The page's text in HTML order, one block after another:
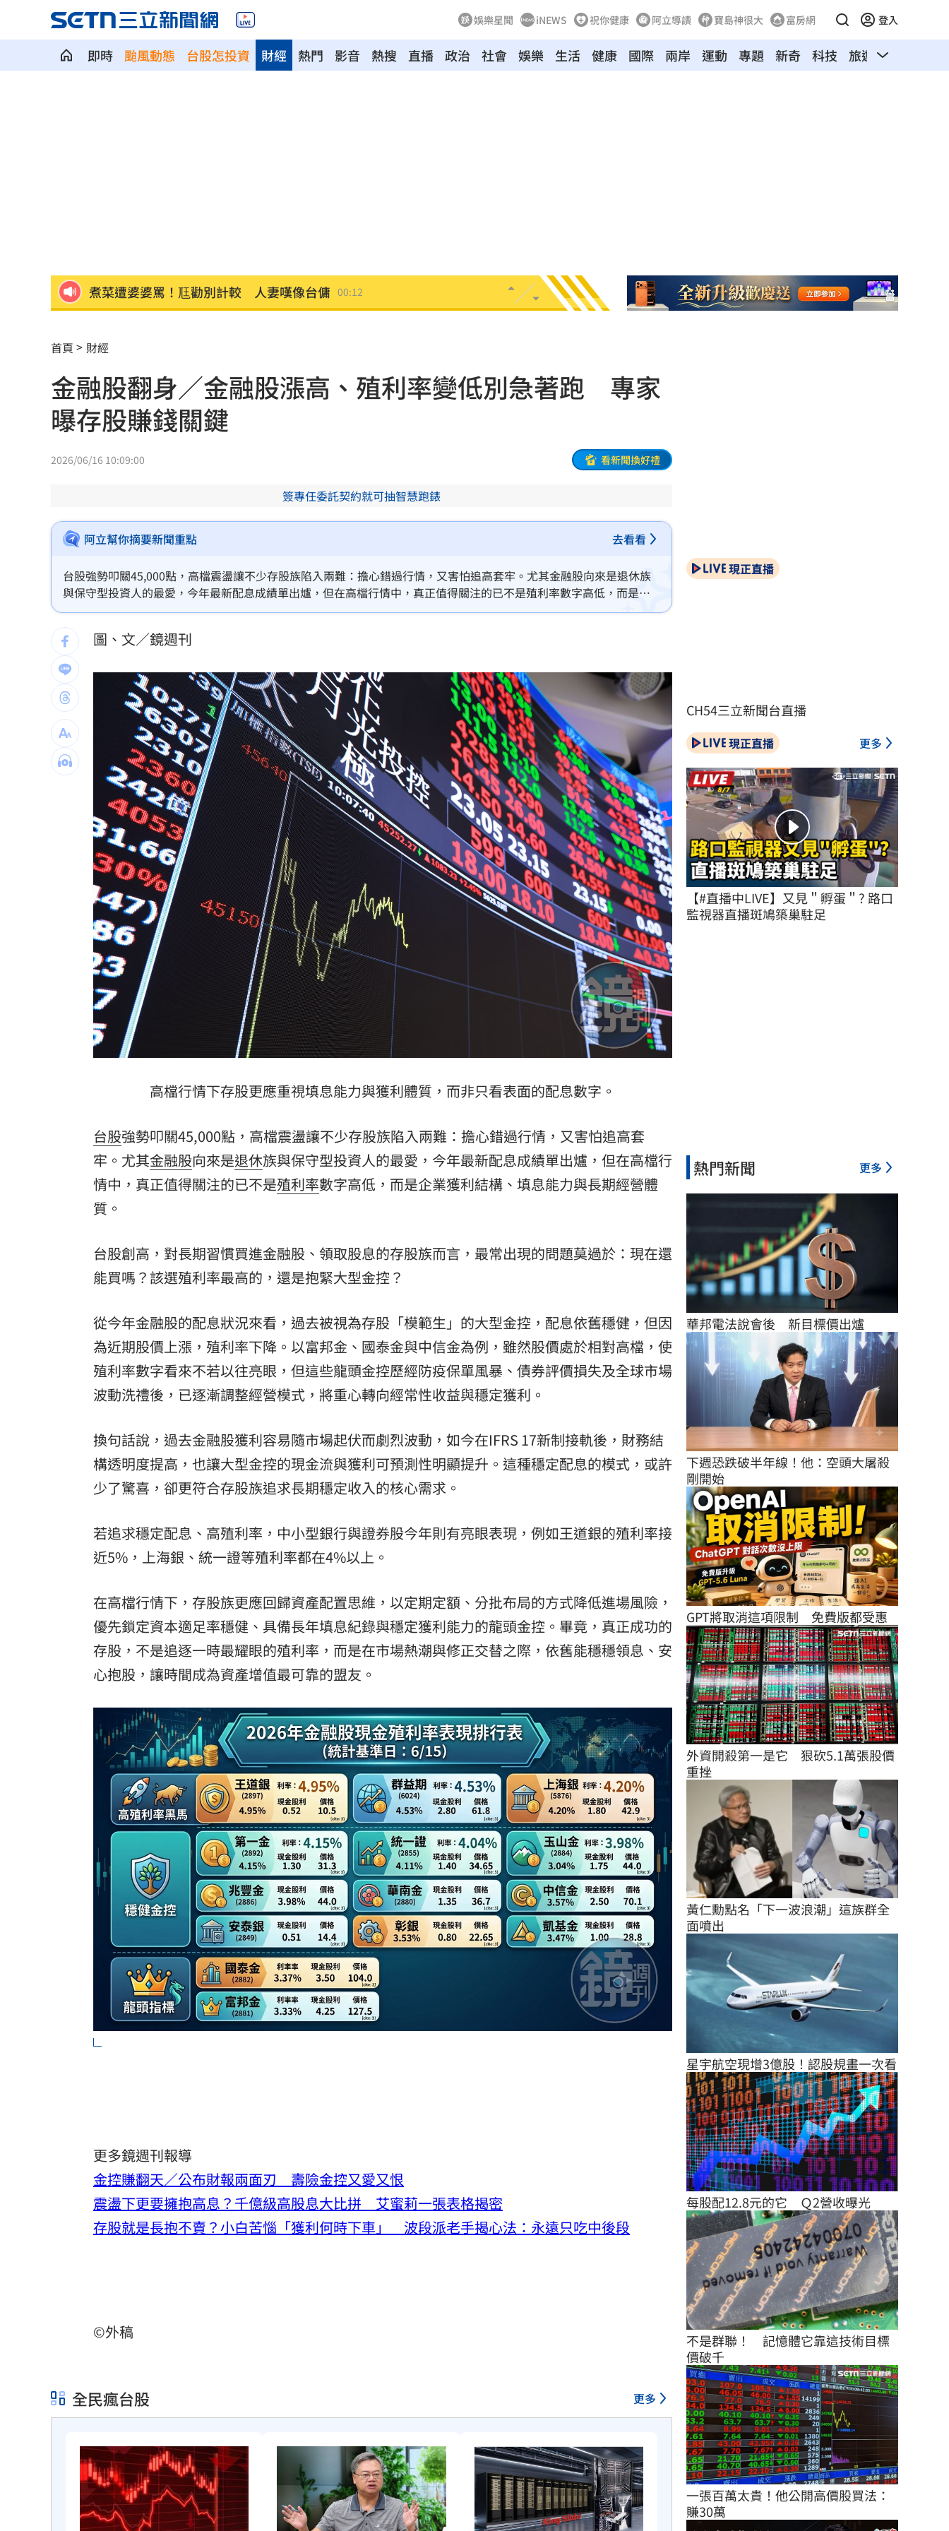
娛樂星聞 iNEWS 祝你健康 阿立導讀 寶島神很大 富房網 登入
即時 颱風動態 台股怎投資 熱門 影音 熱搜 直播 政治 社會 娛樂 生活 健康 國際 兩岸 運動
財經 專題 新奇 科技 旅遊 汽車
新／白海豚近北部海面！氣象署發豪雨特報
費仔確定成自由球員 下一步動向引人關注 23:50
米蘭達離婚奧蘭多布魯13年！罕談前夫互動
美制裁杜拜加密幣交所！控助伊朗革命衛隊
美就業數據爆冷 這信號Fed升息警報降溫 23:34
梅西父親病逝享壽68歲 一路陪伴兒闖足壇
喝錯傷身！營養師整理喝咖啡「7大守則」 23:27
ETF存到2千萬退休！他因1封信重回職場 23:21
社宅包租爆糾紛 房客控業者硬闖屋內趕人 23:16
台灣彩券開獎直播中 20:31
LIVE三立+24小時直播 15:27
三立iNEWS新聞台線上直播 18:00
商場戰國來臨 台中「頂奢大道」逐漸成形 12:00
台彩父親節推新刮刮樂千萬頭獎超「爸」氣 12:00
「拍片人的多重宇宙」職涯論壇9/12登場！ 10:30
8國球員齊聚高雄 Formosa 7s掀足球熱潮 10:00
理想混蛋號召粉絲跨海追星吃美食！ 18:15
首頁 財經
金融股翻身／金融股漲高、殖利率變低別急著跑 專家
曝存股賺錢關鍵
2026/06/16 10:09:00 看新聞換好禮
簽專任委託契約就可抽智慧跑錶
阿立幫你摘要新聞重點 去看看
台股強勢叩關45,000點，高檔震盪讓不少存股族陷入兩難：擔心錯過行情，又害怕追高套牢。尤其金融股向來是退休族
與保守型投資人的最愛，今年最新配息成績單出爐，但在高檔行情中，真正值得關注的已不是殖利率數字高低，而是企
業獲利結構、填息能力與長期經營體質。
圖、文／鏡週刊
高檔行情下存股更應重視填息能力與獲利體質，而非只看表面的配息數字。
台股強勢叩關45,000點，高檔震盪讓不少存股族陷入兩難：擔心錯過行情，又害怕追高套
牢。尤其金融股向來是退休族與保守型投資人的最愛，今年最新配息成績單出爐，但在高檔行
情中，真正值得關注的已不是殖利率數字高低，而是企業獲利結構、填息能力與長期經營體
質。
台股創高，對長期習慣買進金融股、領取股息的存股族而言，最常出現的問題莫過於：現在還
能買嗎？該選殖利率最高的，還是抱緊大型金控？
從今年金融股的配息狀況來看，過去被視為存股「模範生」的大型金控，配息依舊穩健，但因
為近期股價上漲，殖利率下降。以富邦金、國泰金與中信金為例，雖然股價處於相對高檔，使
殖利率數字看來不若以往亮眼，但這些龍頭金控歷經防疫保單風暴、債券評價損失及全球市場
波動洗禮後，已逐漸調整經營模式，將重心轉向經常性收益與穩定獲利。
換句話說，過去金融股獲利容易隨市場起伏而劇烈波動，如今在IFRS 17新制接軌後，財務結
構透明度提高，也讓大型金控的現金流與獲利可預測性明顯提升。這種穩定配息的模式，或許
少了驚喜，卻更符合存股族追求長期穩定收入的核心需求。
若追求穩定配息、高殖利率，中小型銀行與證券股今年則有亮眼表現，例如王道銀的殖利率接
近5%，上海銀、統一證等殖利率都在4%以上。
在高檔行情下，存股族更應回歸資產配置思維，以定期定額、分批布局的方式降低進場風險，
優先鎖定資本適足率穩健、具備長年填息紀錄與穩定獲利能力的龍頭金控。畢竟，真正成功的
存股，不是追逐一時最耀眼的殖利率，而是在市場熱潮與修正交替之際，依舊能穩穩領息、安
心抱股，讓時間成為資產增值最可靠的盟友。
更多鏡週刊報導
金控賺翻天／公布財報兩面刃 壽險金控又愛又恨
震盪下更要擁抱高息？千億級高股息大比拼 艾蜜莉一張表格揭密
存股就是長抱不賣？小白苦惱「獲利何時下車」 波段派老手揭心法：永遠只吃中後段
©外稿
全民瘋台股 更多
現正直播
CH54三立新聞台直播
現正直播 更多
【#直播中LIVE】又見＂孵蛋＂? 路口
監視器直播斑鳩築巢駐足
熱門新聞 更多
華邦電法說會後　新目標價出爐
下週恐跌破半年線！他：空頭大屠殺
剛開始
GPT將取消這項限制　免費版都受惠
外資開殺第一是它　狠砍5.1萬張股價
重挫
黃仁勳點名「下一波浪潮」這族群全
面噴出
星宇航空現增3億股！認股規畫一次看
每股配12.8元的它　Ｑ2營收曝光
不是群聯！　記憶體它靠這技術目標
價破千
一張百萬太貴！他公開高價股買法：
賺30萬